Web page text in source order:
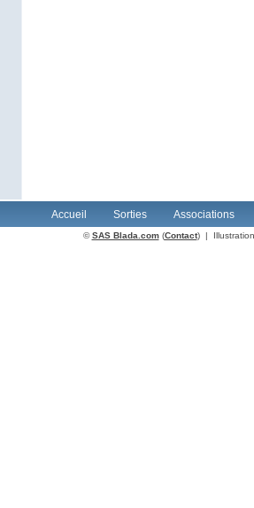
Accueil Sorties Associations
©SAS Blada.com(Contact) |